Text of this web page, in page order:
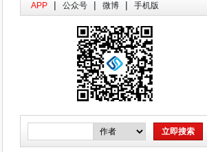
APP | 公众号 | 微博 | 手机版